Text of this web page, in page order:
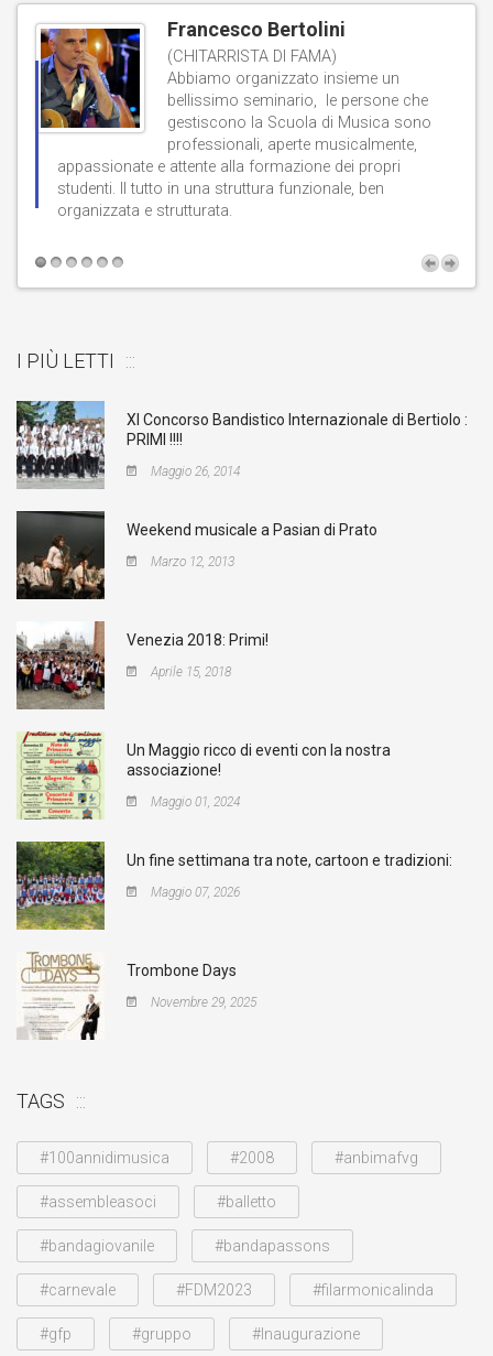
Francesco Bertolini
(CHITARRISTA DI FAMA)
Abbiamo organizzato insieme un
bellissimo seminario, le persone che
gestiscono la Scuola di Musica sono
professionali, aperte musicalmente,
appassionate e attente alla formazione dei propri
studenti. Il tutto in una struttura funzionale, ben
organizzata e strutturata.
I PIÙ LETTI
XI Concorso Bandistico Internazionale di Bertiolo :
PRIMI !!!!
Maggio 26, 2014
Weekend musicale a Pasian di Prato
Marzo 12, 2013
Venezia 2018: Primi!
Aprile 15, 2018
Un Maggio ricco di eventi con la nostra
associazione!
Maggio 01, 2024
Un fine settimana tra note, cartoon e tradizioni:
Maggio 07, 2026
Trombone Days
Novembre 29, 2025
TAGS
#100annidimusica #2008 #anbimafvg
#assembleasoci #balletto
#bandagiovanile #bandapassons
#carnevale #FDM2023 #filarmonicalinda
#gfp #gruppo #Inaugurazione